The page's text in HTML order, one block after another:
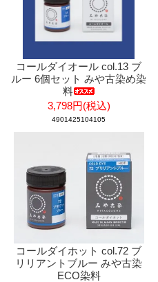
コールダイオール col.13 ブ
ルー 6個セット みや古染め染
料
3,798円(税込)
4901425104105
コールダイホット col.72 ブ
リリアントブルー みや古染
ECO染料